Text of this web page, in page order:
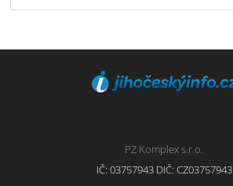
PZ Komplex s.r.o.
IČ: 03757943 DIČ: CZ03757943